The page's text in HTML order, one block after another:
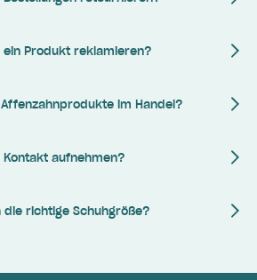
ein Produkt reklamieren?
im Handel?
Kontakt aufnehmen?
die richtige Schuhgröße?